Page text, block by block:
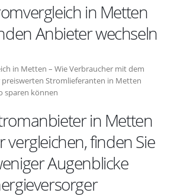
in Metten
Anbieter wechseln
in Metten – Wie Verbraucher mit dem
preiswerten Stromlieferanten in Metten
sparen können
in Metten
finden Sie
Augenblicke